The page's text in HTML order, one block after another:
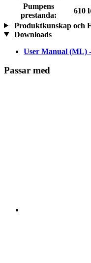
Pumpens
prestanda:
610
Produktkunskap och
Downloads
User Manual (ML)
Passar med